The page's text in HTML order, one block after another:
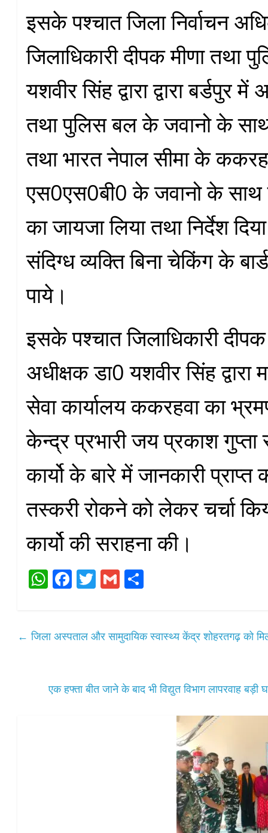
इसके पश्चात जिला निर्वाचन
जिलाधिकारी दीपक मीणा तथा
यशवीर सिंह द्वारा द्वारा बर्डपुर
तथा पुलिस बल के जवानो के साथ
तथा भारत नेपाल सीमा के
एस0एस0बी0 के जवानो के साथ
का जायजा लिया तथा निर्देश
संदिग्ध व्यक्ति बिना चेकिंग के
पाये।
इसके पश्चात जिलाधिकारी
अधीक्षक डा0 यशवीर सिंह
सेवा कार्यालय ककरहवा का
केन्द्र प्रभारी जय प्रकाश
कार्यो के बारे में जानकारी प्राप्त
तस्करी रोकने को लेकर चर्चा
कार्यो की सराहना की।
W
A
Fa
ok
T
r
G
← जिला अस्पताल और सामुदायिक स्वास्थ्य केंद्र शोहरतगढ़ को
एक हफ्ता बीत जाने के बाद भी विद्युत विभाग लापरवाह बड़ी